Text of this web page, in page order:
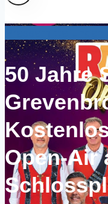
50 Jahre
Open-Air